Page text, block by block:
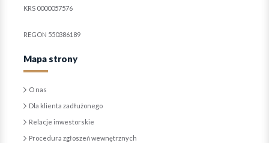
KRS 0000057576
REGON 550386189
Mapa strony
O nas
Dla klienta zadłużonego
Relacje inwestorskie
Procedura zgłoszeń wewnętrznych